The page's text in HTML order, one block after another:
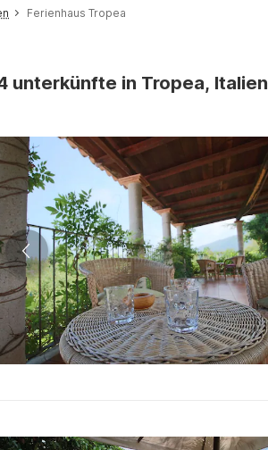
Ferienhaus Tropea
unterkünfte in Tropea, Italien